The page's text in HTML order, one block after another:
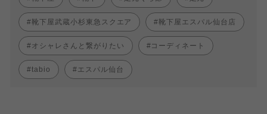
靴下屋武蔵小杉東急スクエア 靴下屋エスパル仙台店
オシャレさんと繋がりたい コーディネート
tabio エスパル仙台